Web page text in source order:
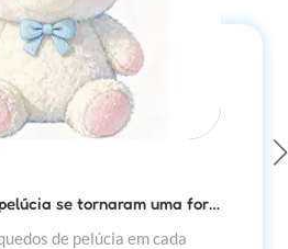
Os brinquedos de pelúcia se tornaram uma forma de sustento espiritual
de pelúcia em cada